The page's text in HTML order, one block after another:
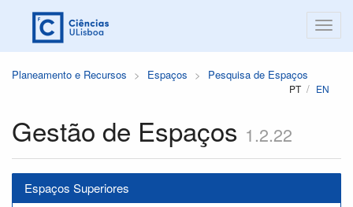
Planeamento e Recursos Espaços Pesquisa de Espaços
PT EN
Gestão de Espaços 1.2.22
Espaços Superiores